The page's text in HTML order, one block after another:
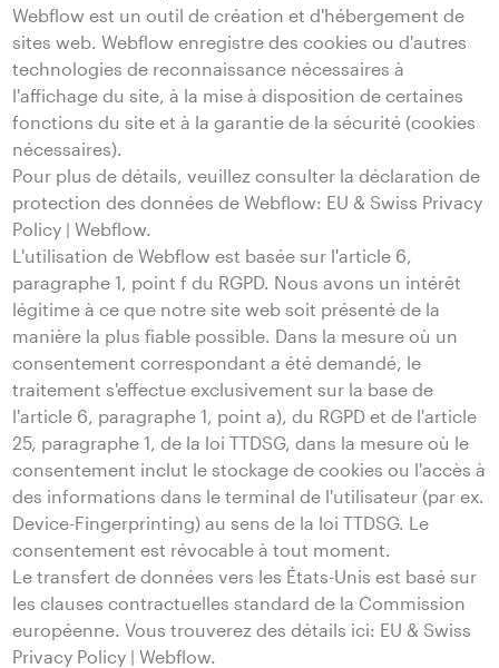
Webflow est un outil de création et d'hébergement de
sites web. Webflow enregistre des cookies ou d'autres
technologies de reconnaissance nécessaires à
l'affichage du site, à la mise à disposition de certaines
fonctions du site et à la garantie de la sécurité (cookies
nécessaires).
Pour plus de détails, veuillez consulter la déclaration de
protection des données de Webflow: EU & Swiss Privacy
Policy | Webflow.
L'utilisation de Webflow est basée sur l'article 6,
paragraphe 1, point f du RGPD. Nous avons un intérêt
légitime à ce que notre site web soit présenté de la
manière la plus fiable possible. Dans la mesure où un
consentement correspondant a été demandé, le
traitement s'effectue exclusivement sur la base de
l'article 6, paragraphe 1, point a), du RGPD et de l'article
25, paragraphe 1, de la loi TTDSG, dans la mesure où le
consentement inclut le stockage de cookies ou l'accès à
des informations dans le terminal de l'utilisateur (par ex.
Device-Fingerprinting) au sens de la loi TTDSG. Le
consentement est révocable à tout moment.
Le transfert de données vers les États-Unis est basé sur
les clauses contractuelles standard de la Commission
européenne. Vous trouverez des détails ici: EU & Swiss
Privacy Policy | Webflow.